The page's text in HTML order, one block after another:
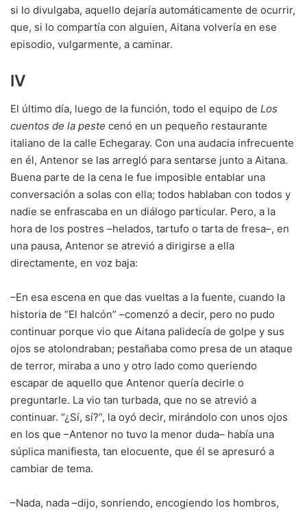
si lo divulgaba, aquello dejaría automáticamente de ocurrir,
que, si lo compartía con alguien, Aitana volvería en ese
episodio, vulgarmente, a caminar.
IV
El último día, luego de la función, todo el equipo de Los
cuentos de la peste cenó en un pequeño restaurante
italiano de la calle Echegaray. Con una audacia infrecuente
en él, Antenor se las arregló para sentarse junto a Aitana.
Buena parte de la cena le fue imposible entablar una
conversación a solas con ella; todos hablaban con todos y
nadie se enfrascaba en un diálogo particular. Pero, a la
hora de los postres –helados, tartufo o tarta de fresa–, en
una pausa, Antenor se atrevió a dirigirse a ella
directamente, en voz baja:
–En esa escena en que das vueltas a la fuente, cuando la
historia de “El halcón” –comenzó a decir, pero no pudo
continuar porque vio que Aitana palidecía de golpe y sus
ojos se atolondraban; pestañaba como presa de un ataque
de terror, miraba a uno y otro lado como queriendo
escapar de aquello que Antenor quería decirle o
preguntarle. La vio tan turbada, que no se atrevió a
continuar. “¿Sí, sí?”, la oyó decir, mirándolo con unos ojos
en los que –Antenor no tuvo la menor duda– había una
súplica manifiesta, tan elocuente, que él se apresuró a
cambiar de tema.
–Nada, nada –dijo, sonriendo, encogiendo los hombros,